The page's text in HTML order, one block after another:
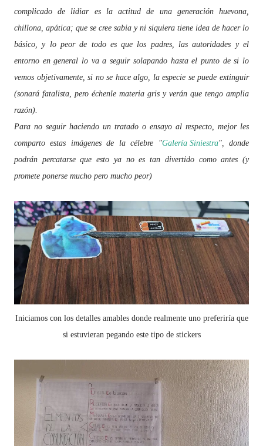
complicado de lidiar es la actitud de una generación huevona,
chillona, apática; que se cree sabia y ni siquiera tiene idea de hacer lo
básico, y lo peor de todo es que los padres, las autoridades y el
entorno en general lo va a seguir solapando hasta el punto de si lo
vemos objetivamente, si no se hace algo, la especie se puede extinguir
(sonará fatalista, pero échenle materia gris y verán que tengo amplia
razón).
Para no seguir haciendo un tratado o ensayo al respecto, mejor les
comparto estas imágenes de la célebre "Galería Siniestra", donde
podrán percatarse que esto ya no es tan divertido como antes (y
promete ponerse mucho pero mucho peor)
Iniciamos con los detalles amables donde realmente uno preferiría que
si estuvieran pegando este tipo de stickers